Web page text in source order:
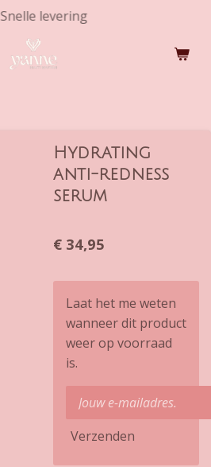
Snelle levering
Hydrating
anti-redness
serum
€ 34,95
Laat het me weten
wanneer dit product
weer op voorraad
is.
Verzenden